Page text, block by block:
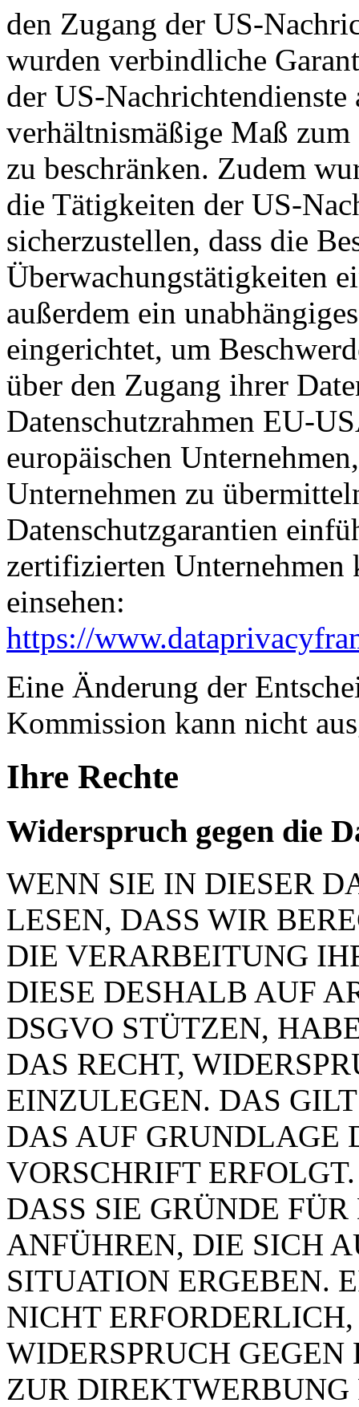
den Zugang der US-
wurden verbindliche
der US-
verhältnismäßige Maß
zu beschränken. Zudem
die Tätigkeiten der US-
sicherzustellen, dass die
Überwachungstätigkeiten
außerdem ein
eingerichtet, um
über den Zugang ihrer
Datenschutzrahmen EU-
europäischen
Unternehmen zu
Datenschutzgarantien
zertifizierten
einsehen:
https://
Eine Änderung der
Kommission kann nicht
Ihre Rechte
Widerspruch gegen die
WENN SIE IN DIESER
LESEN, DASS WIR
DIE VERARBEITUNG
DIESE DESHALB AUF
DSGVO STÜTZEN,
DAS RECHT,
EINZULEGEN. DAS
DAS AUF GRUNDLAGE
VORSCHRIFT
DASS SIE GRÜNDE
ANFÜHREN, DIE SICH
SITUATION ERGEBEN.
NICHT
WIDERSPRUCH
ZUR DIREKTWERBUNG